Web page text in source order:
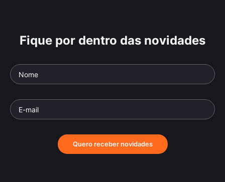
Fique por dentro das novidades
Quero receber novidades